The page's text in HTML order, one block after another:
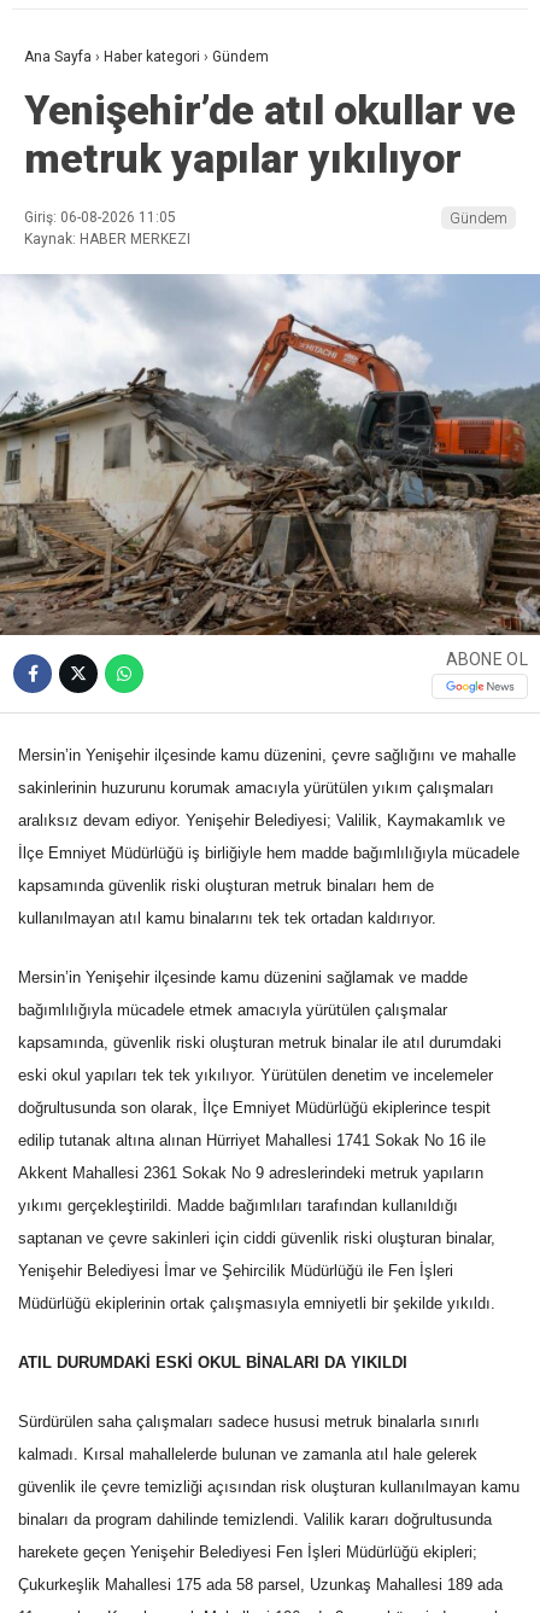
Ana Sayfa › Haber kategori › Gündem
Yenişehir’de atıl okullar ve
metruk yapılar yıkılıyor
Giriş: 06-08-2026 11:05
Kaynak: HABER MERKEZI
Gündem
ABONE OL
Mersin’in Yenişehir ilçesinde kamu düzenini, çevre sağlığını ve mahalle
sakinlerinin huzurunu korumak amacıyla yürütülen yıkım çalışmaları
aralıksız devam ediyor. Yenişehir Belediyesi; Valilik, Kaymakamlık ve
İlçe Emniyet Müdürlüğü iş birliğiyle hem madde bağımlılığıyla mücadele
kapsamında güvenlik riski oluşturan metruk binaları hem de
kullanılmayan atıl kamu binalarını tek tek ortadan kaldırıyor.
Mersin’in Yenişehir ilçesinde kamu düzenini sağlamak ve madde
bağımlılığıyla mücadele etmek amacıyla yürütülen çalışmalar
kapsamında, güvenlik riski oluşturan metruk binalar ile atıl durumdaki
eski okul yapıları tek tek yıkılıyor. Yürütülen denetim ve incelemeler
doğrultusunda son olarak, İlçe Emniyet Müdürlüğü ekiplerince tespit
edilip tutanak altına alınan Hürriyet Mahallesi 1741 Sokak No 16 ile
Akkent Mahallesi 2361 Sokak No 9 adreslerindeki metruk yapıların
yıkımı gerçekleştirildi. Madde bağımlıları tarafından kullanıldığı
saptanan ve çevre sakinleri için ciddi güvenlik riski oluşturan binalar,
Yenişehir Belediyesi İmar ve Şehircilik Müdürlüğü ile Fen İşleri
Müdürlüğü ekiplerinin ortak çalışmasıyla emniyetli bir şekilde yıkıldı.
ATIL DURUMDAKİ ESKİ OKUL BİNALARI DA YIKILDI
Sürdürülen saha çalışmaları sadece hususi metruk binalarla sınırlı
kalmadı. Kırsal mahallelerde bulunan ve zamanla atıl hale gelerek
güvenlik ile çevre temizliği açısından risk oluşturan kullanılmayan kamu
binaları da program dahilinde temizlendi. Valilik kararı doğrultusunda
harekete geçen Yenişehir Belediyesi Fen İşleri Müdürlüğü ekipleri;
Çukurkeşlik Mahallesi 175 ada 58 parsel, Uzunkaş Mahallesi 189 ada